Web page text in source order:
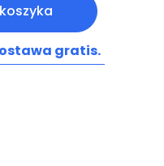
gratis.